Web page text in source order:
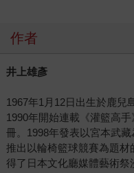
作者
井上雄彥
1967年1月12日出生於鹿兒
1990年開始連載《灌籃高
冊。1998年發表以宮本武
推出以輪椅籃球競賽為題
得了日本文化廳媒體藝術